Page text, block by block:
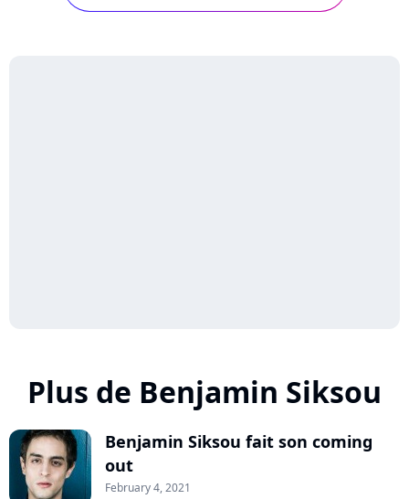
Plus de Benjamin Siksou
Benjamin Siksou fait son coming
out
February 4, 2021